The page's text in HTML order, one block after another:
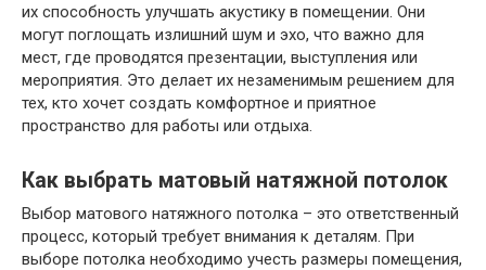
их способность улучшать акустику в помещении. Они
могут поглощать излишний шум и эхо, что важно для
мест, где проводятся презентации, выступления или
мероприятия. Это делает их незаменимым решением для
тех, кто хочет создать комфортное и приятное
пространство для работы или отдыха.
Как выбрать матовый натяжной потолок
Выбор матового натяжного потолка – это ответственный
процесс, который требует внимания к деталям. При
выборе потолка необходимо учесть размеры помещения,